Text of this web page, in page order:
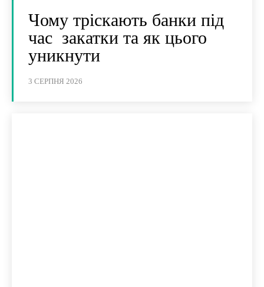
Чому тріскають банки під
час закатки та як цього
уникнути
3 СЕРПНЯ 2026